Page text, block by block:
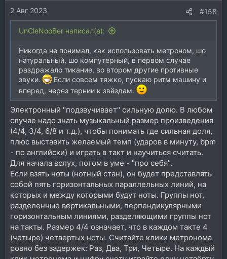
2 Авг 2023 #158
UnCleNooBer написал(а):
Никогда не понимал, как использовать метроном, шо
натуральный, шо компутерный, в первом случае
раздражало тикание, во втором другие противные
звуки.
Если совсем тяжко, пускаю ритм машину и
вперед, через тернии к звёздам.
Электронный "подзвучивает" сильную долю. В любом
случае надо знать музыкальный размер произведения
(4/4, 3/4, 6/8 и т.д.), чтобы понимать где сильная доля,
плюс выставить желаемый темп (ударов в минуту, bpm
- по английски) и играть в такт и научиться считать.
Для начала вслух, потом в уме - "про себя".
Если взять ноты (нотный стан), он будет представлять
собой пять горизонтальных параллельных линий, на
которых и между которыми будут ноты. Группы нот,
разделенные вертикальными, перпендикулярными
горизонтальным линиями, разделяющими группы нот
на такты. Размер 4/4 означает, что в каждом такте 4
(четыре) четвертых ноты. Считайте клики метронома
ровно без задержек: Раз, Два, Три, Четыре. На каждый